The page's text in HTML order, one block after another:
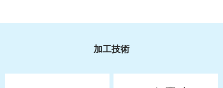
加工技術